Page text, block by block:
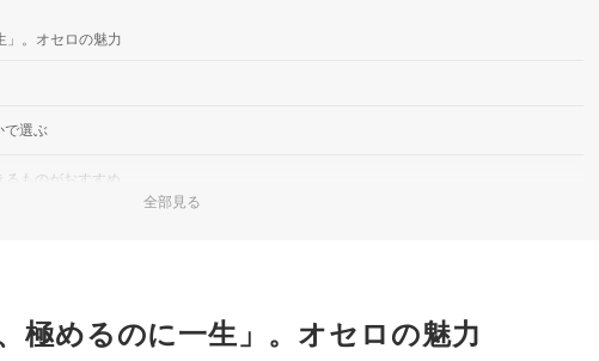
」。オセロの魅力
で選ぶ
ものがおすすめ
人気ランキング
全部見る
極めるのに一生」。オセロの魅力